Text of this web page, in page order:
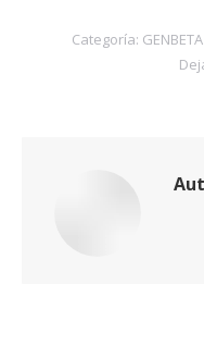
Categoría: GENBETA